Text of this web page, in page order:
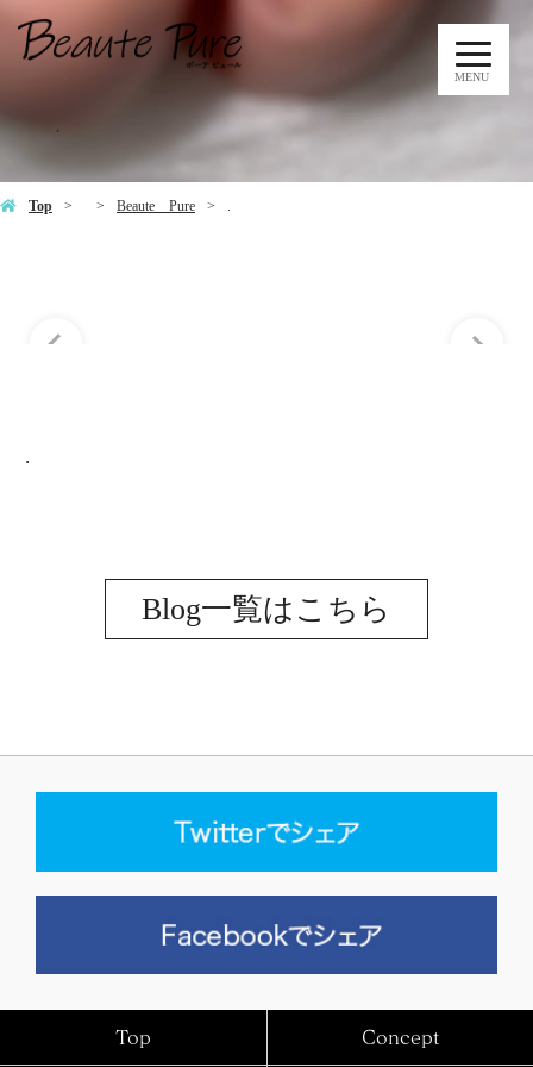
MENU
Top Beaute Pure .
.
Blog一覧はこちら
Top Concept